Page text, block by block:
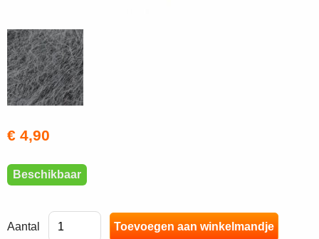
€ 4,90
Beschikbaar
Aantal